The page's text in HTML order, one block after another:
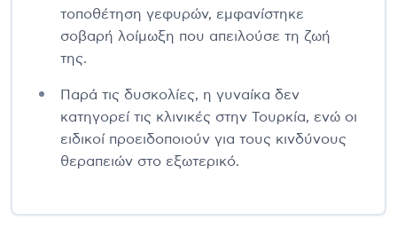
τοποθέτηση γεφυρών, εμφανίστηκε
σοβαρή λοίμωξη που απειλούσε τη ζωή
της.
Παρά τις δυσκολίες, η γυναίκα δεν
κατηγορεί τις κλινικές στην Τουρκία, ενώ οι
ειδικοί προειδοποιούν για τους κινδύνους
θεραπειών στο εξωτερικό.